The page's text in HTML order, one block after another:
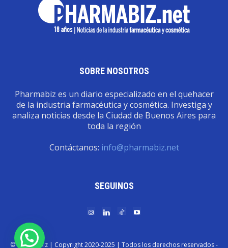
SOBRE NOSOTROS
Pharmabiz es un diario especializado en el quehacer
de la industria farmacéutica y cosmética. Investiga y
analiza noticias desde la Ciudad de Buenos Aires para
toda la región
Contáctanos: info@pharmabiz.net
SEGUINOS
© Pharmabiz | Copyrıght 2020-2025 | Todos los derechos reservados -